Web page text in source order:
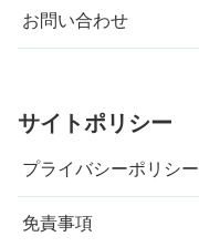
お問い合わせ
サイトポリシー
プライバシーポリシー
免責事項